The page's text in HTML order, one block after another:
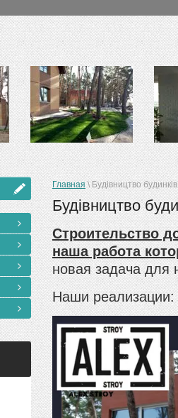
Главная \Будівництво будинків
Будівництво
Строительство
наша работа
новая задача для
Наши реализации: